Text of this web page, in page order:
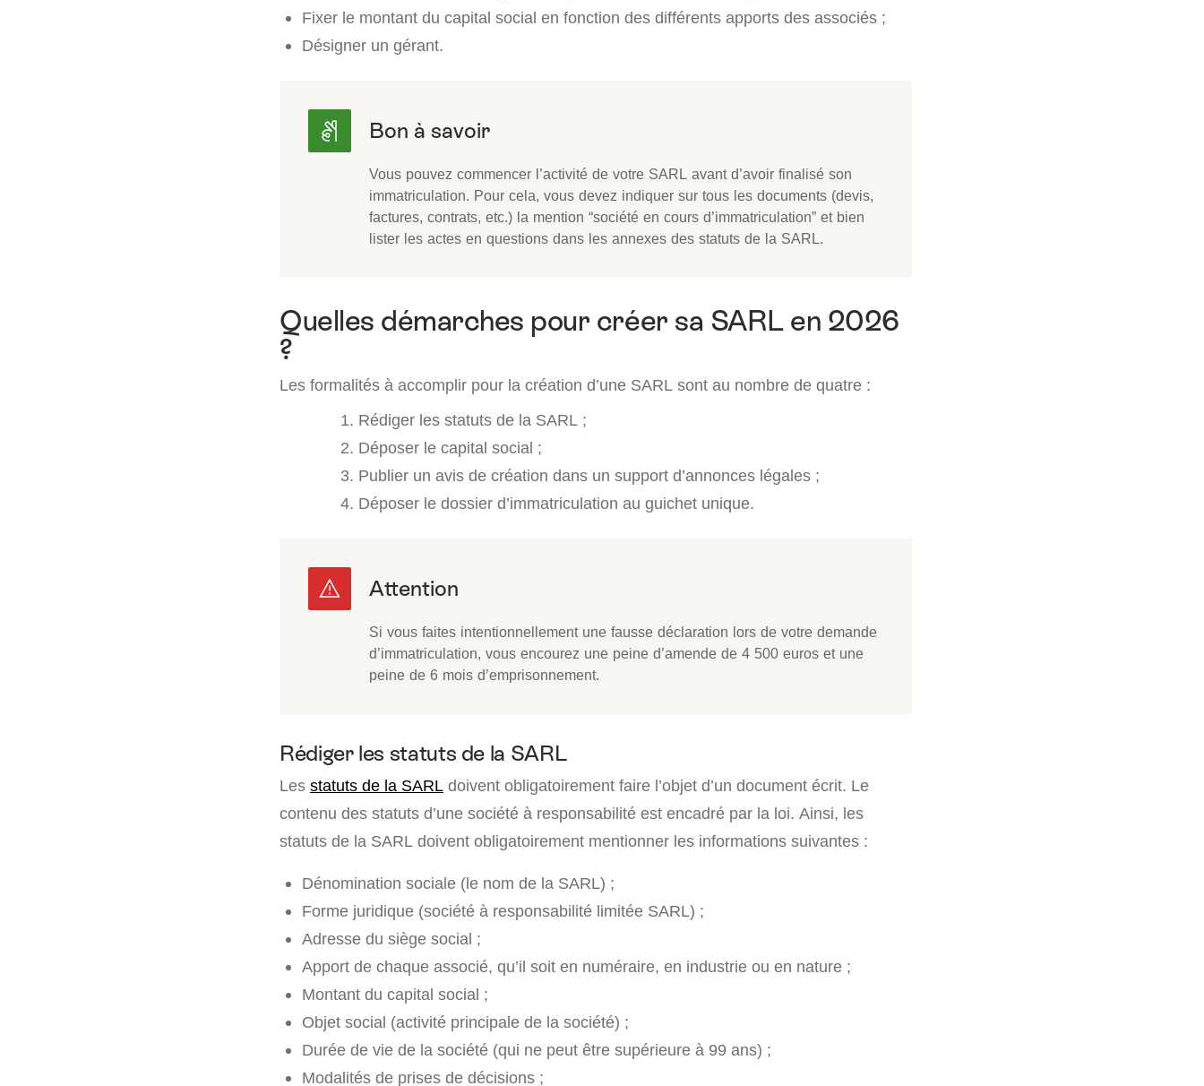
Fixer le montant du capital social en fonction des différents apports des associés ;
Désigner un gérant.
Vous pouvez commencer l’activité de votre SARL avant d’avoir finalisé son
immatriculation. Pour cela, vous devez indiquer sur tous les documents (devis,
factures, contrats, etc.) la mention “société en cours d’immatriculation” et bien
lister les actes en questions dans les annexes des statuts de la SARL.
Quelles démarches pour créer sa SARL en 2026
?
Les formalités à accomplir pour la création d’une SARL sont au nombre de quatre :
Rédiger les statuts de la SARL ;
Déposer le capital social ;
Publier un avis de création dans un support d’annonces légales ;
Déposer le dossier d’immatriculation au guichet unique.
Si vous faites intentionnellement une fausse déclaration lors de votre demande
d’immatriculation, vous encourez une peine d’amende de 4 500 euros et une
peine de 6 mois d’emprisonnement.
Rédiger les statuts de la SARL
Les statuts de la SARL doivent obligatoirement faire l’objet d’un document écrit. Le
contenu des statuts d’une société à responsabilité est encadré par la loi. Ainsi, les
statuts de la SARL doivent obligatoirement mentionner les informations suivantes :
Dénomination sociale (le nom de la SARL) ;
Forme juridique (société à responsabilité limitée SARL) ;
Adresse du siège social ;
Apport de chaque associé, qu’il soit en numéraire, en industrie ou en nature ;
Montant du capital social ;
Objet social (activité principale de la société) ;
Durée de vie de la société (qui ne peut être supérieure à 99 ans) ;
Modalités de prises de décisions ;